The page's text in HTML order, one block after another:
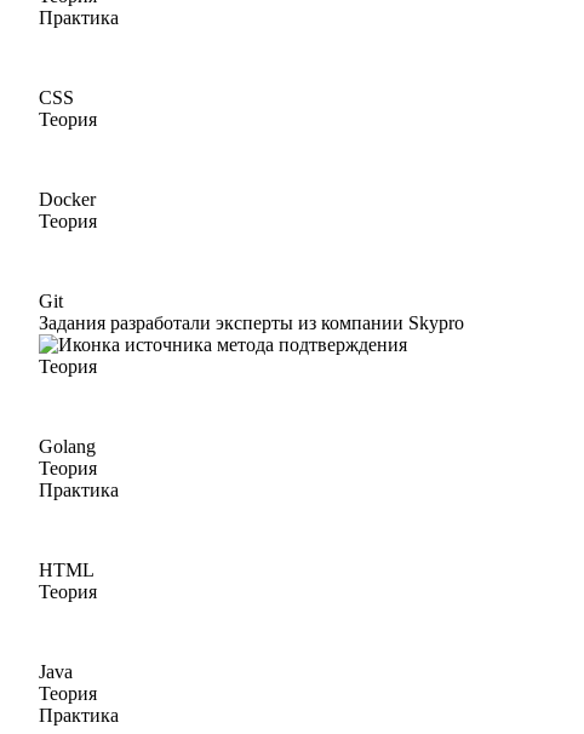
Практика
CSS
Теория
Docker
Теория
Git
Задания разработали эксперты из компании Skypro
Теория
Golang
Теория
Практика
HTML
Теория
Java
Теория
Практика